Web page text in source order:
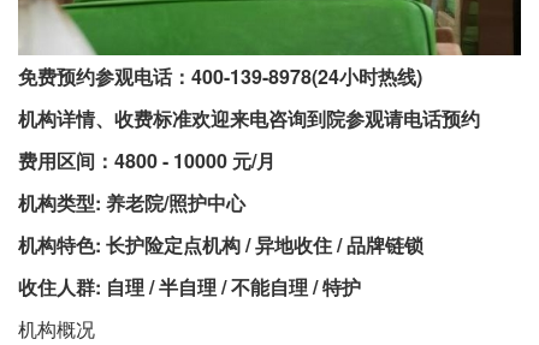
免费预约参观电话：400-139-8978(24小时热线)
机构详情、收费标准欢迎来电咨询到院参观请电话预约
费用区间：4800 - 10000 元/月
机构类型: 养老院/照护中心
机构特色: 长护险定点机构 / 异地收住 / 品牌链锁
收住人群: 自理 / 半自理 / 不能自理 / 特护
机构概况​